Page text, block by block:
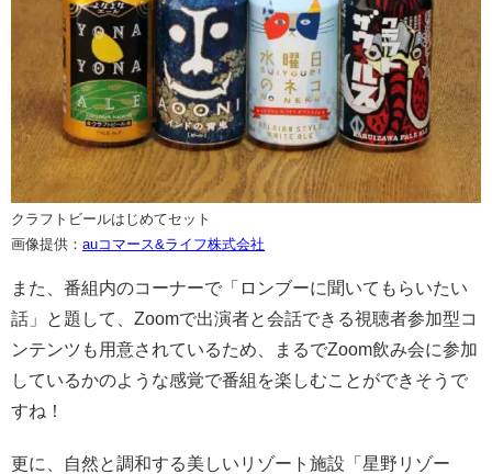
クラフトビールはじめてセット
画像提供： auコマース&ライフ株式会社
また、番組内のコーナーで「ロンブーに聞いてもらいたい
話」と題して、Zoomで出演者と会話できる視聴者参加型コ
ンテンツも用意されているため、まるでZoom飲み会に参加
しているかのような感覚で番組を楽しむことができそうで
すね！
更に、自然と調和する美しいリゾート施設「星野リゾー